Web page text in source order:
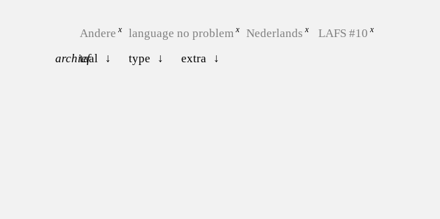
archief
Andere language no problem Nederlands
LAFS #10
taal
type extra